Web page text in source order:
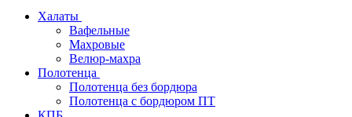
Халаты
Вафельные
Махровые
Велюр-махра
Полотенца
Полотенца без бордюра
Полотенца с бордюром ПТ